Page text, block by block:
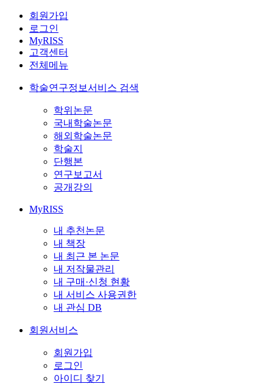
회원가입
로그인
MyRISS
고객센터
전체메뉴
학술연구정보서비스 검색
학위논문
국내학술논문
해외학술논문
학술지
단행본
연구보고서
공개강의
MyRISS
내 추천논문
내 책장
내 최근 본 논문
내 저작물관리
내 구매·신청 현황
내 서비스 사용권한
내 관심 DB
회원서비스
회원가입
로그인
아이디 찾기